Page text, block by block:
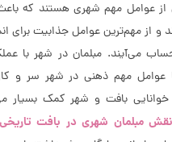
از عوامل مهم شهری هستند که
از مهمترین عوامل جذابیت برای
می‌آیند. مبلمان در شهر با
مهم ذهنی در شهر سر و کار
خوانایی بافت و شهر کمک بسیار
مبلمان شهری در بافت تاریخی